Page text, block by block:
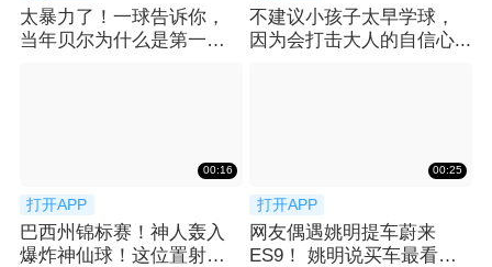
太暴力了！一球告诉你，
当年贝尔为什么是第一个
不建议小孩子太早学球，
因为会打击大人的自信心...
00:16
打开APP
巴西州锦标赛！神人轰入
爆炸神仙球！这位置射门
00:25
打开APP
网友偶遇姚明提车蔚来
ES9！ 姚明说买车最看重